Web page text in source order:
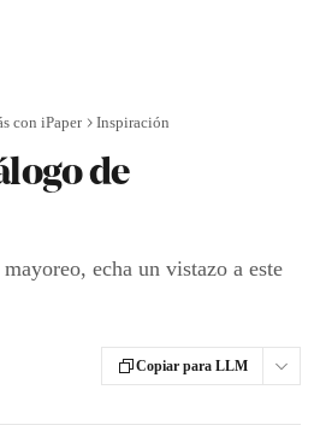
con iPaper Inspiración
de
echa un vistazo a este
Copiar para LLM